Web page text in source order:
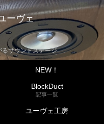
ユーヴェ
サウンドステージ
NEW！
BlockDuct
記事一覧
ユーヴェ工房